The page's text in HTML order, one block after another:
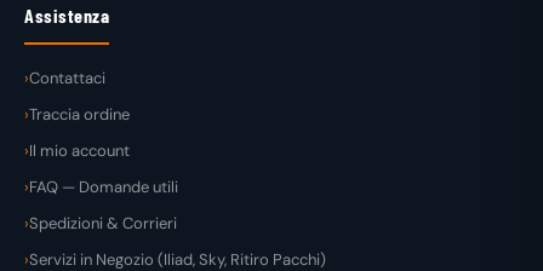
Assistenza
Contattaci
Traccia ordine
Il mio account
FAQ — Domande utili
Spedizioni & Corrieri
Servizi in Negozio (Iliad, Sky, Ritiro Pacchi)